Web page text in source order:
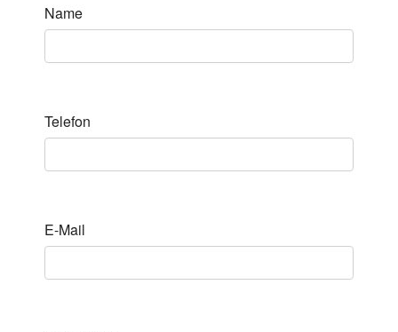
Name
Telefon
E-Mail